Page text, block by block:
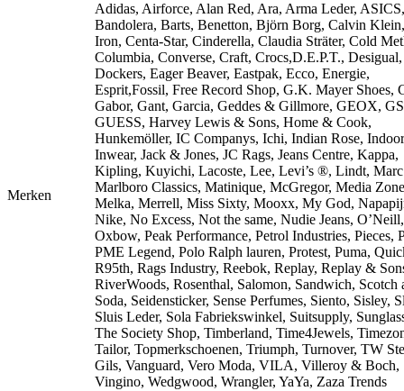
Merken
Adidas, Airforce, Alan Red, Ara, Arma Leder, ASICS,
Bandolera, Barts, Benetton, Björn Borg, Calvin
Iron, Centa-Star, Cinderella, Claudia Sträter, Cold
Columbia, Converse, Craft, Crocs,D.E.P.T., Desigual,
Dockers, Eager Beaver, Eastpak, Ecco, Energie,
Esprit,Fossil, Free Record Shop, G.K. Mayer Shoes,
Gabor, Gant, Garcia, Geddes & Gillmore, GEOX,
GUESS, Harvey Lewis & Sons, Home & Cook,
Hunkemöller, IC Companys, Ichi, Indian Rose,
Inwear, Jack & Jones, JC Rags, Jeans Centre, Kappa,
Kipling, Kuyichi, Lacoste, Lee, Levi’s ®, Lindt,
Marlboro Classics, Matinique, McGregor, Media
Melka, Merrell, Miss Sixty, Mooxx, My God,
Nike, No Excess, Not the same, Nudie Jeans,
Oxbow, Peak Performance, Petrol Industries, Pieces,
PME Legend, Polo Ralph lauren, Protest, Puma,
R95th, Rags Industry, Reebok, Replay, Replay &
RiverWoods, Rosenthal, Salomon, Sandwich, Scotch
Soda, Seidensticker, Sense Perfumes, Siento, Sisley,
Sluis Leder, Sola Fabriekswinkel, Suitsupply,
The Society Shop, Timberland, Time4Jewels,
Tailor, Topmerkschoenen, Triumph, Turnover, TW
Gils, Vanguard, Vero Moda, VILA, Villeroy & Boch,
Vingino, Wedgwood, Wrangler, YaYa, Zaza Trends